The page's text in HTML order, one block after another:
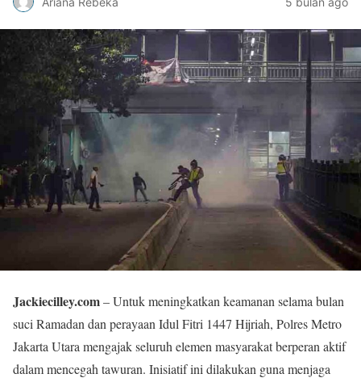
Jackiecilley.com– Untuk meningkatkan keamanan selama bulan
suci Ramadan dan perayaan Idul Fitri 1447 Hijriah, Polres Metro
Jakarta Utara mengajak seluruh elemen masyarakat berperan aktif
dalam mencegah tawuran. Inisiatif ini dilakukan guna menjaga